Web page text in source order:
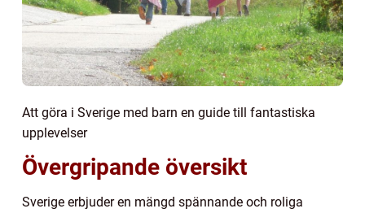
Att göra i Sverige med barn en guide till fantastiska
upplevelser
Övergripande översikt
Sverige erbjuder en mängd spännande och roliga